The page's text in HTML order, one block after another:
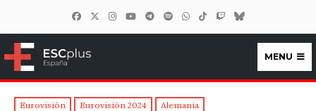
ESCplus España
MENU
Eurovisión Eurovisión 2024 Alemania